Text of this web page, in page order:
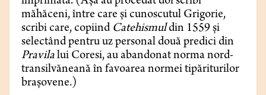
măhăceni, între care și cunoscutul Grigorie,
scribi care, copiind Catehismuldin 1559 și
selectând pentru uz personal două predici din
Pravilalui Coresi, au abandonat norma nord-
transilvăneană în favoarea normei tipăriturilor
brașovene.)